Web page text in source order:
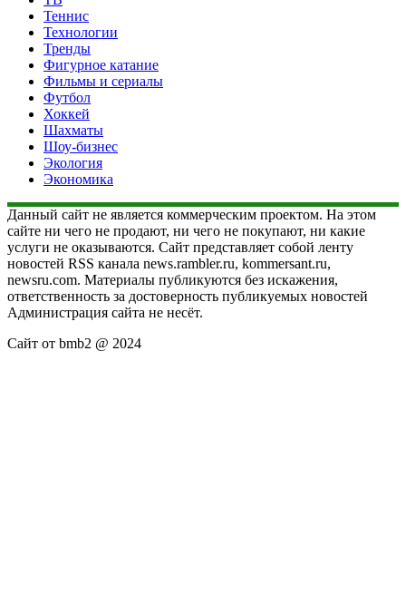
Теннис
Технологии
Тренды
Фигурное катание
Фильмы и сериалы
Футбол
Хоккей
Шахматы
Шоу-бизнес
Экология
Экономика
Данный сайт не является коммерческим проектом. На этом
сайте ни чего не продают, ни чего не покупают, ни какие
услуги не оказываются. Сайт представляет собой ленту
новостей RSS канала news.rambler.ru, kommersant.ru,
newsru.com. Материалы публикуются без искажения,
ответственность за достоверность публикуемых новостей
Администрация сайта не несёт.
Сайт от bmb2 @ 2024